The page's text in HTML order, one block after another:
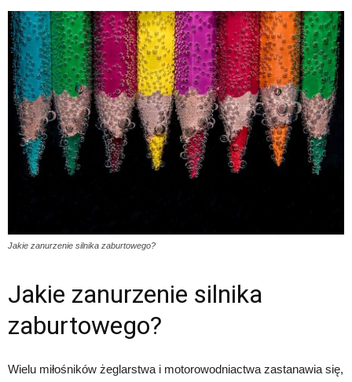
Jakie zanurzenie silnika zaburtowego?
Jakie zanurzenie silnika
zaburtowego?
Wielu miłośników żeglarstwa i motorowodniactwa zastanawia się,